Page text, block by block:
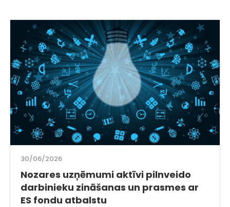
30/06/2026
Nozares uzņēmumi aktīvi pilnveido
darbinieku zināšanas un prasmes ar
ES fondu atbalstu